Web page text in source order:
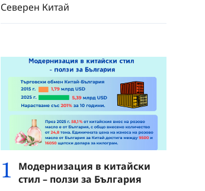
Северен Китай
1
Модернизация в китайски
стил – ползи за България